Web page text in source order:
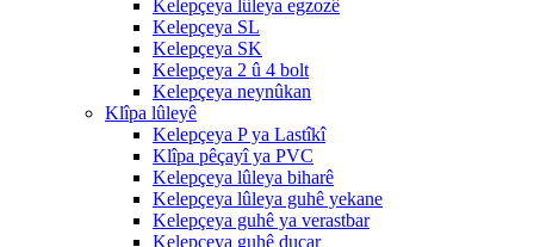
Kelepçeya lûleya egzozê
Kelepçeya SL
Kelepçeya SK
Kelepçeya 2 û 4 bolt
Kelepçeya neynûkan
Klîpa lûleyê
Kelepçeya P ya Lastîkî
Klîpa pêçayî ya PVC
Kelepçeya lûleya biharê
Kelepçeya lûleya guhê yekane
Kelepçeya guhê ya verastbar
Kelepçeya guhê ducar